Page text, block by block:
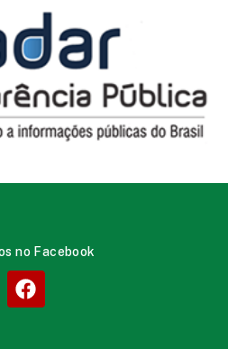
no Facebook